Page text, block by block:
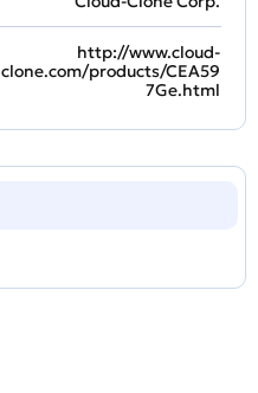
http://www.cloud-
clone.com/products/CEA59
7Ge.html